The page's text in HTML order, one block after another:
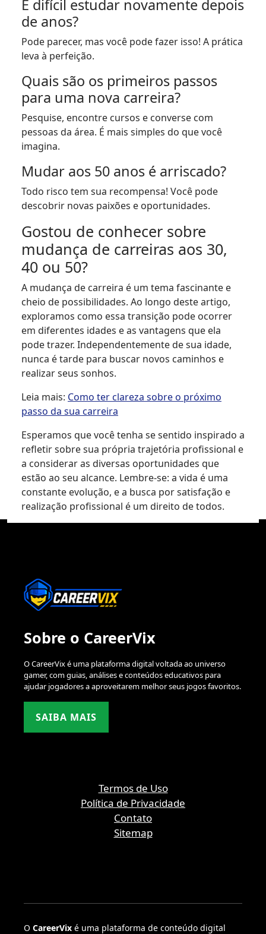
É difícil estudar novamente depois
de anos?
Pode parecer, mas você pode fazer isso! A prática
leva à perfeição.
Quais são os primeiros passos
para uma nova carreira?
Pesquise, encontre cursos e converse com
pessoas da área. É mais simples do que você
imagina.
Mudar aos 50 anos é arriscado?
Todo risco tem sua recompensa! Você pode
descobrir novas paixões e oportunidades.
Gostou de conhecer sobre
mudança de carreiras aos 30,
40 ou 50?
A mudança de carreira é um tema fascinante e
cheio de possibilidades. Ao longo deste artigo,
exploramos como essa transição pode ocorrer
em diferentes idades e as vantagens que ela
pode trazer. Independentemente de sua idade,
nunca é tarde para buscar novos caminhos e
realizar seus sonhos.
Leia mais: Como ter clareza sobre o próximo
passo da sua carreira
Esperamos que você tenha se sentido inspirado a
refletir sobre sua própria trajetória profissional e
a considerar as diversas oportunidades que
estão ao seu alcance. Lembre-se: a vida é uma
constante evolução, e a busca por satisfação e
realização profissional é um direito de todos.
Sobre o CareerVix
O CareerVix é uma plataforma digital voltada ao universo
gamer, com guias, análises e conteúdos educativos para
ajudar jogadores a aproveitarem melhor seus jogos favoritos.
SAIBA MAIS
Termos de Uso
Política de Privacidade
Contato
Sitemap
O CareerVix é uma plataforma de conteúdo digital